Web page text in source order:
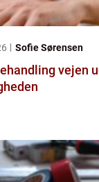
Sofie Sørensen
vejen ud af